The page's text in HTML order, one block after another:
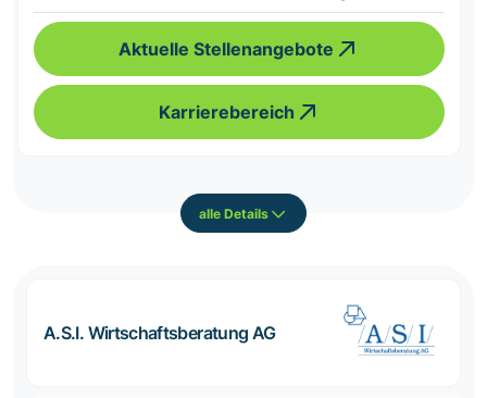
Aktuelle Stellenangebote
Karrierebereich
alle Details
A.S.I. Wirtschaftsberatung AG